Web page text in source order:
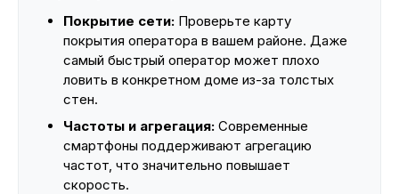
Покрытие сети: Проверьте карту
покрытия оператора в вашем районе. Даже
самый быстрый оператор может плохо
ловить в конкретном доме из-за толстых
стен.
Частоты и агрегация: Современные
смартфоны поддерживают агрегацию
частот, что значительно повышает
скорость.